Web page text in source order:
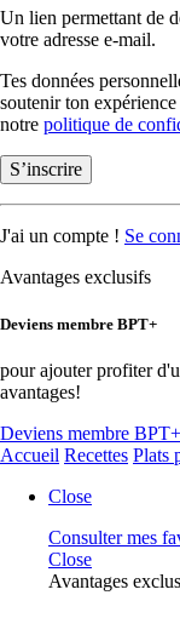
Un lien permettant de
votre adresse e-mail.
Tes données
soutenir ton
notre politique de
S’inscrire
J'ai un compte ! Se
Avantages exclusifs
Deviens membre BPT+
pour ajouter profiter
avantages!
Deviens membre BPT+
Accueil Recettes Plats
Close
Consulter mes
Close
Avantages